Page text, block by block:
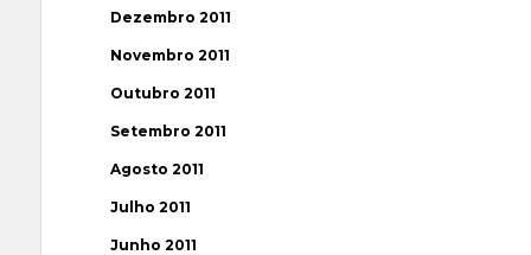
Dezembro 2011
Novembro 2011
Outubro 2011
Setembro 2011
Agosto 2011
Julho 2011
Junho 2011